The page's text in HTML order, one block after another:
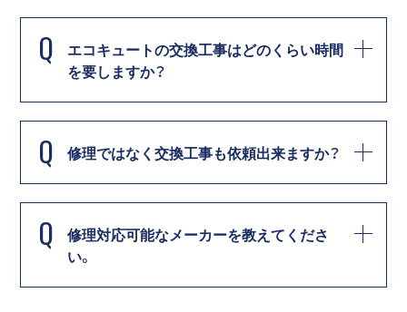
Q
エコキュートの交換工事はどのくらい時間
を要しますか？
Q 修理ではなく交換工事も依頼出来ますか？
Q
修理対応可能なメーカーを教えてくださ
い。